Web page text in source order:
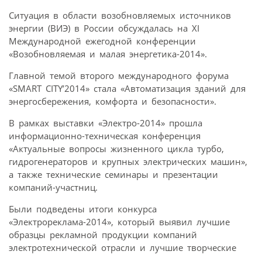
Ситуация в области возобновляемых источников
энергии (ВИЭ) в России обсуждалась на XI
Международной ежегодной конференции
«Возобновляемая и малая энергетика-2014».
Главной темой второго международного форума
«SMART CITY’2014» стала «Автоматизация зданий для
энергосбережения, комфорта и безопасности».
В рамках выставки «Электро-2014» прошла
информационно-техническая конференция
«Актуальные вопросы жизненного цикла турбо,
гидрогенераторов и крупных электрических машин»,
а также технические семинары и презентации
компаний-участниц.
Были подведены итоги конкурса
«Электрореклама-2014», который выявил лучшие
образцы рекламной продукции компаний
электротехнической отрасли и лучшие творческие